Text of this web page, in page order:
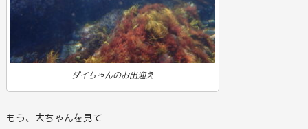
ダイちゃんのお出迎え
もう、大ちゃんを見て